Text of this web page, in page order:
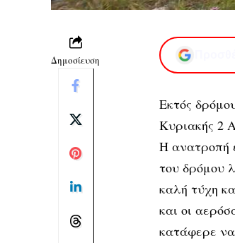
Δημοσίευση
Εκτός
Κυριακής 2
Η ανατροπή
του δρόμου
καλή τύχη
και οι
κατάφερε να